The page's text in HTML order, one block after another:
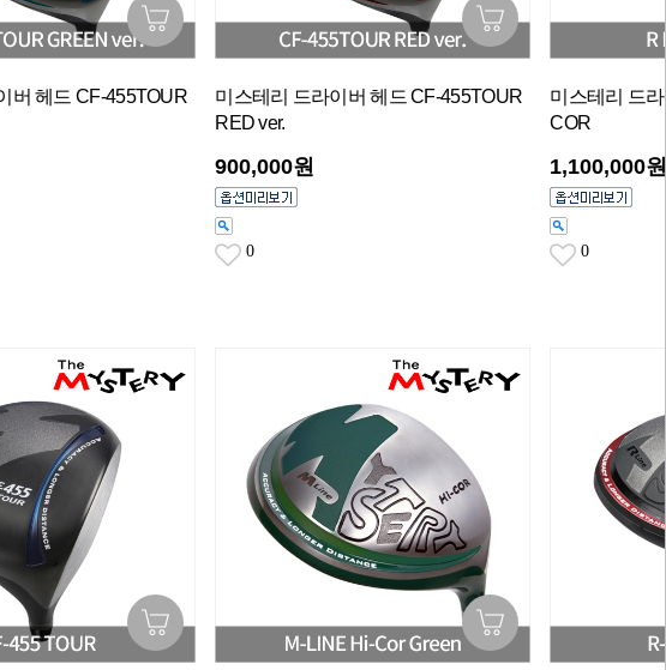
버 헤드 CF-455TOUR
미스테리 드라이버 헤드 CF-455TOUR
RED ver.
900,000원
0
미스테리 드
COR
1,100,000
0